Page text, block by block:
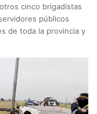
cinco brigadistas
públicos
de toda la provincia y